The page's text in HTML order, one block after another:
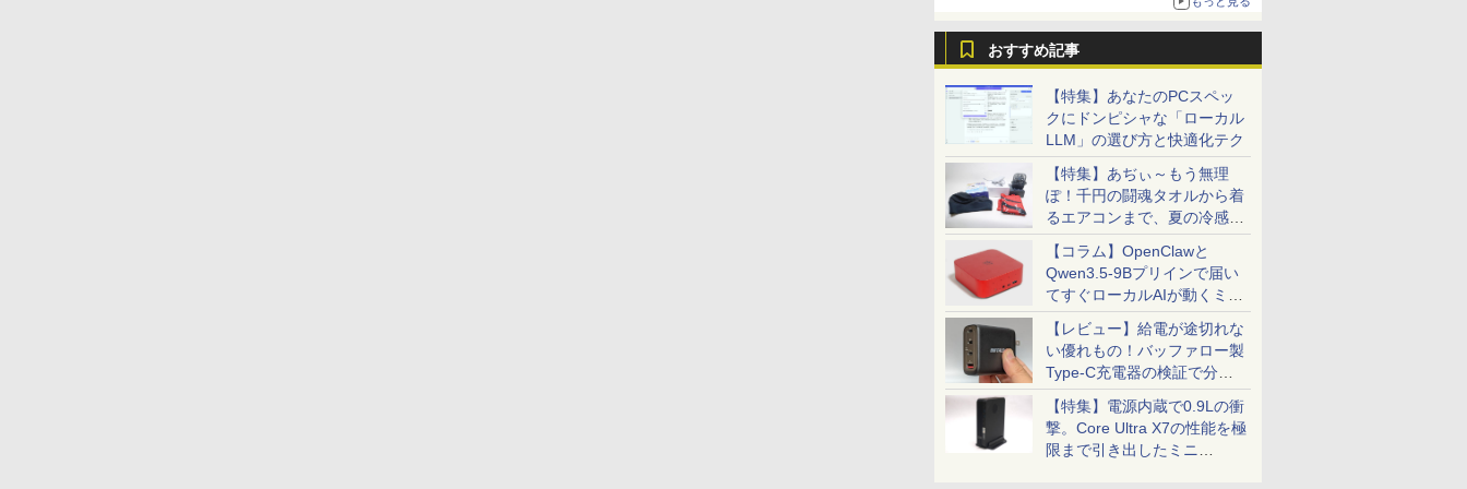
おすすめ記事
【特集】あなたのPCスペッ
クにドンピシャな「ローカル
LLM」の選び方と快適化テク
【特集】あぢぃ～もう無理
ぽ！千円の闘魂タオルから着
るエアコンまで、夏の冷感グ
ッズ一挙紹介
【コラム】OpenClawと
Qwen3.5-9Bプリインで届い
てすぐローカルAIが動くミニ
PC「SER9 Pro」
【レビュー】給電が途切れな
い優れもの！バッファロー製
Type-C充電器の検証で分か
ったこと
【特集】電源内蔵で0.9Lの衝
撃。Core Ultra X7の性能を極
限まで引き出したミニ